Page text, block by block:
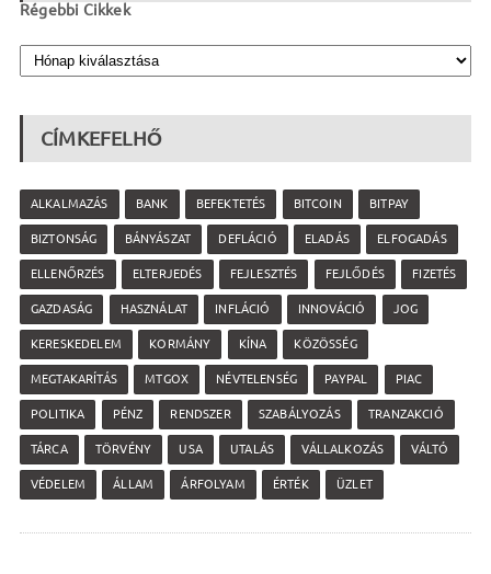
Régebbi Cikkek
CÍMKEFELHŐ
ALKALMAZÁS BANK BEFEKTETÉS BITCOIN BITPAY
BIZTONSÁG BÁNYÁSZAT DEFLÁCIÓ ELADÁS ELFOGADÁS
ELLENŐRZÉS ELTERJEDÉS FEJLESZTÉS FEJLŐDÉS FIZETÉS
GAZDASÁG HASZNÁLAT INFLÁCIÓ INNOVÁCIÓ JOG
KERESKEDELEM KORMÁNY KÍNA KÖZÖSSÉG
MEGTAKARÍTÁS MTGOX NÉVTELENSÉG PAYPAL PIAC
POLITIKA PÉNZ RENDSZER SZABÁLYOZÁS TRANZAKCIÓ
TÁRCA TÖRVÉNY USA UTALÁS VÁLLALKOZÁS VÁLTÓ
VÉDELEM ÁLLAM ÁRFOLYAM ÉRTÉK ÜZLET